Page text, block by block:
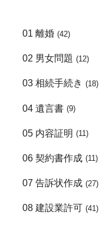
01 離婚 (42)
02 男女問題 (12)
03 相続手続き (18)
04 遺言書 (9)
05 内容証明 (11)
06 契約書作成 (11)
07 告訴状作成 (27)
08 建設業許可 (41)